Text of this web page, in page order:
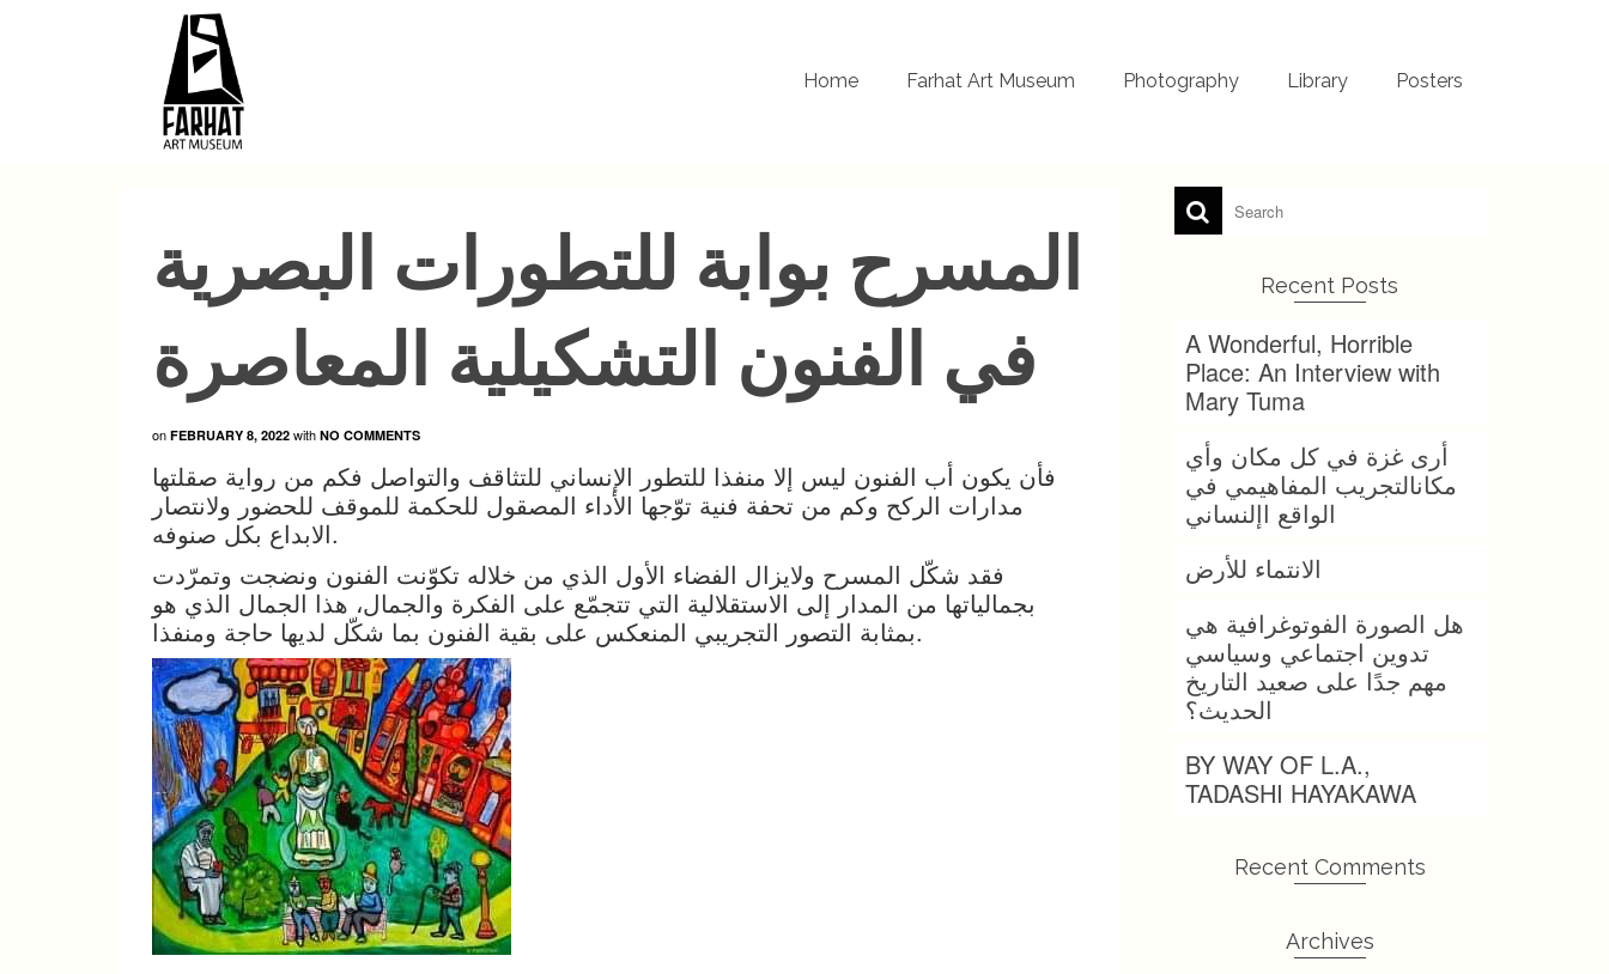
Home Farhat Art Museum Photography Library Posters
المسرح بوابة للتطورات البصرية
في الفنون التشكيلية المعاصرة
on FEBRUARY 8, 2022 with NO COMMENTS
فأن يكون أب الفنون ليس إلا منفذا للتطور الإنساني للتثاقف والتواصل فكم من رواية صقلتها
مدارات الركح وكم من تحفة فنية توّجها الأداء المصقول للحكمة للموقف للحضور ولانتصار
الابداع بكل صنوفه.
فقد شكّل المسرح ولايزال الفضاء الأول الذي من خلاله تكوّنت الفنون ونضجت وتمرّدت
بجمالياتها من المدار إلى الاستقلالية التي تتجمّع على الفكرة والجمال، هذا الجمال الذي هو
بمثابة التصور التجريبي المنعكس على بقية الفنون بما شكّل لديها حاجة ومنفذا.
Recent Posts
A Wonderful, Horrible
Place: An Interview with
Mary Tuma
أرى غزة في كل مكان وأي
مكانالتجريب المفاهيمي في
الواقع اإلنساني
الانتماء للأرض
هل الصورة الفوتوغرافية هي
تدوين اجتماعي وسياسي
مهم جدًا على صعيد التاريخ
الحديث؟
BY WAY OF L.A.,
TADASHI HAYAKAWA
Recent Comments
Archives